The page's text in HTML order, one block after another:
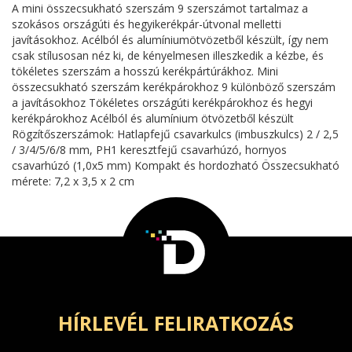
A mini összecsukható szerszám 9 szerszámot tartalmaz a
szokásos országúti és hegyikerékpár-útvonal melletti
javításokhoz. Acélból és alumíniumötvözetből készült, így nem
csak stílusosan néz ki, de kényelmesen illeszkedik a kézbe, és
tökéletes szerszám a hosszú kerékpártúrákhoz. Mini
összecsukható szerszám kerékpárokhoz 9 különböző szerszám
a javításokhoz Tökéletes országúti kerékpárokhoz és hegyi
kerékpárokhoz Acélból és alumínium ötvözetből készült
Rögzítőszerszámok: Hatlapfejű csavarkulcs (imbuszkulcs) 2 / 2,5
/ 3/4/5/6/8 mm, PH1 keresztfejű csavarhúzó, hornyos
csavarhúzó (1,0x5 mm) Kompakt és hordozható Összecsukható
mérete: 7,2 x 3,5 x 2 cm
HÍRLEVÉL FELIRATKOZÁS